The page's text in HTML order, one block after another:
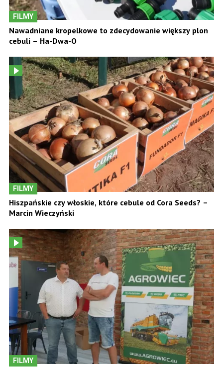
FILMY
Nawadniane kropelkowe to zdecydowanie większy plon
cebuli – Ha-Dwa-O
FILMY
Hiszpańskie czy włoskie, które cebule od Cora Seeds? –
Marcin Wieczyński
FILMY